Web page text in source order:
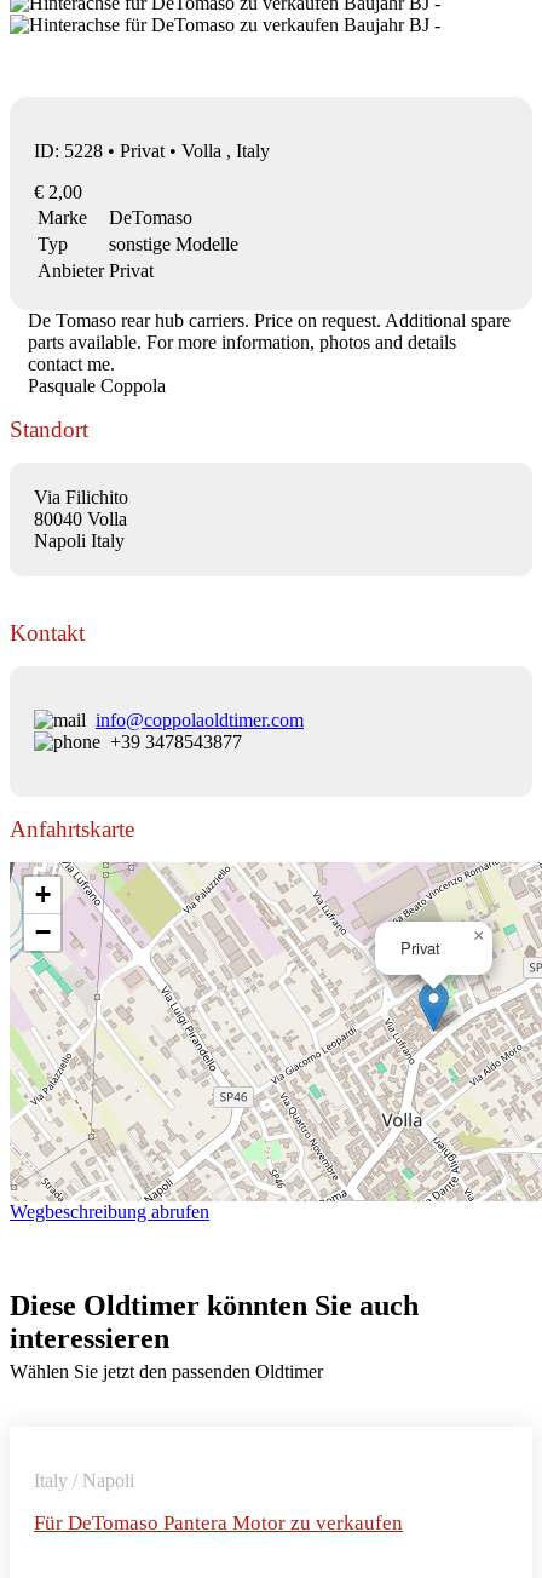
ID: 5228 • Privat • Volla , Italy
€ 2,00
Marke
DeTomaso
Typ
sonstige Modelle
Anbieter Privat
De Tomaso rear hub carriers. Price on request. Additional spare
parts available. For more information, photos and details
contact me.
Pasquale Coppola
Standort
Via Filichito
80040 Volla
Napoli Italy
Kontakt
info@coppolaoldtimer.com
+39 3478543877
Anfahrtskarte
Privat
×
+
−
Wegbeschreibung abrufen
Diese Oldtimer könnten Sie auch
interessieren
Wählen Sie jetzt den passenden Oldtimer
Italy / Napoli
Für DeTomaso Pantera Motor zu verkaufen